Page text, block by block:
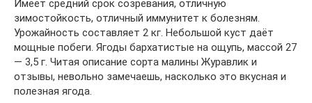
Имеет средний срок созревания, отличную
зимостойкость, отличный иммунитет к болезням.
Урожайность составляет 2 кг. Небольшой куст даёт
мощные побеги. Ягоды бархатистые на ощупь, массой 27
— 3,5 г. Читая описание сорта малины Журавлик и
отзывы, невольно замечаешь, насколько это вкусная и
полезная ягода.